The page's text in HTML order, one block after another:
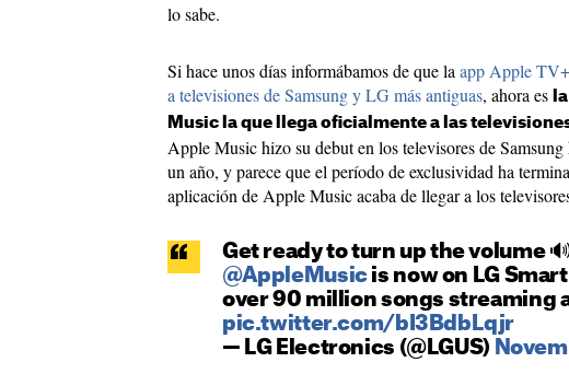
lo sabe.
Si hace unos días informábamos de que la app Apple
a televisiones de Samsung y LG más antiguas, ahora es
Music la que llega oficialmente a las
Apple Music hizo su debut en los televisores de Samsung
un año, y parece que el período de exclusividad ha
aplicación de Apple Music acaba de llegar a los
Get ready to turn up the volume 🔊
@AppleMusicis now on LG
over 90 million songs streaming
pic.twitter.com/bI3BdbLqjr
— LG Electronics (@LGUS)